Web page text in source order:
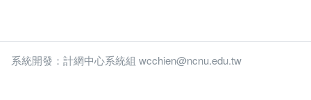
系統開發：計網中心系統組 wcchien@ncnu.edu.tw